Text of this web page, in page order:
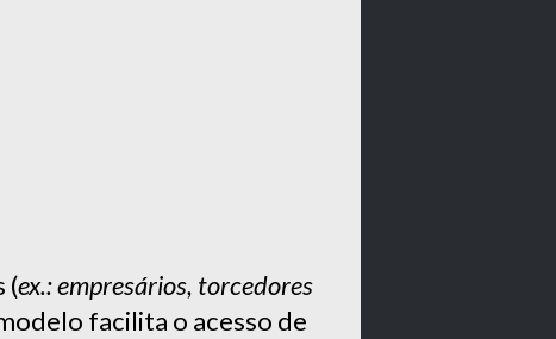
(ex.: empresários, torcedores
facilita o acesso de